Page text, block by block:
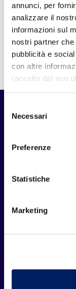
annunci, per
analizzare il
informazioni sul
nostri partner
pubblicità e
con altre
raccolto dal suo
delNecessari
Preferenze
Statistiche
Marketing
21 Ottobre
i
Fidas
volontaria,
sangue a
Villa
Via del